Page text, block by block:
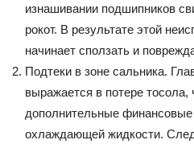
изнашивании подшипников
рокот. В результате этой
начинает сползать и
Подтеки в зоне сальника.
выражается в потере тосола,
дополнительные
охлаждающей жидкости.